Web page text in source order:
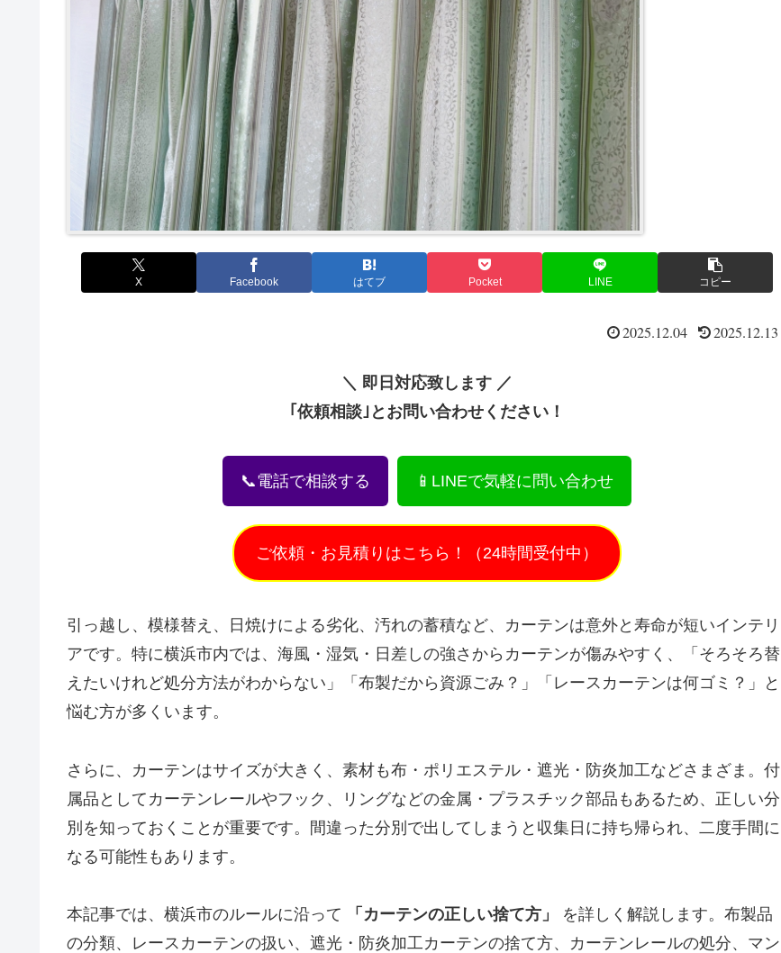
X Facebook はてブ Pocket LINE コピー
2025.12.04 2025.12.13
＼ 即日対応致します ／
｢依頼相談｣とお問い合わせください！
📞電話で相談する 📱LINEで気軽に問い合わせ
ご依頼・お見積りはこちら！（24時間受付中）
引っ越し、模様替え、日焼けによる劣化、汚れの蓄積など、カーテンは意外と寿命が短いインテリ
アです。特に横浜市内では、海風・湿気・日差しの強さからカーテンが傷みやすく、「そろそろ替
えたいけれど処分方法がわからない」「布製だから資源ごみ？」「レースカーテンは何ゴミ？」と
悩む方が多くいます。
さらに、カーテンはサイズが大きく、素材も布・ポリエステル・遮光・防炎加工などさまざま。付
属品としてカーテンレールやフック、リングなどの金属・プラスチック部品もあるため、正しい分
別を知っておくことが重要です。間違った分別で出してしまうと収集日に持ち帰られ、二度手間に
なる可能性もあります。
本記事では、横浜市のルールに沿って 「カーテンの正しい捨て方」
を詳しく解説します。布製品
の分類、レースカーテンの扱い、遮光・防炎加工カーテンの捨て方、カーテンレールの処分、マン